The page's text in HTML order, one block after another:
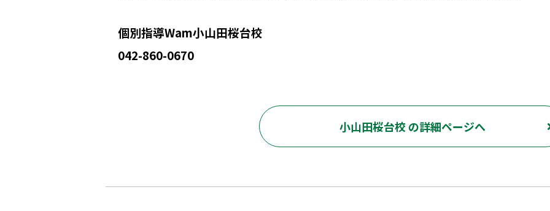
個別指導Wam小山田桜台校
042-860-0670
小山田桜台校 の詳細ページへ